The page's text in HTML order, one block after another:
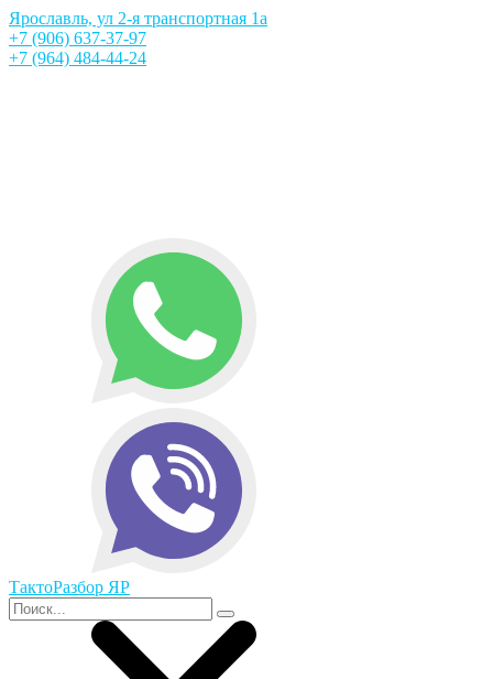
Ярославль, ул 2-я транспортная 1а
+7 (906) 637-37-97
+7 (964) 484-44-24
ТактоРазбор ЯР